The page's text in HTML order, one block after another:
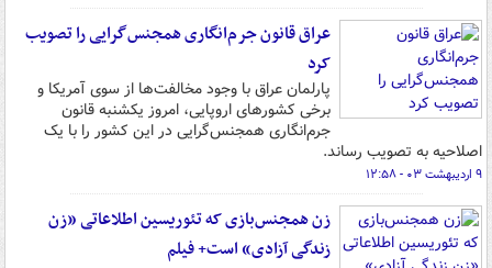
عراق قانون جرم‌انگاری همجنس‌گرایی را تصویب
کرد
پارلمان عراق با وجود مخالفت‌ها از سوی آمریکا و
برخی کشورهای اروپایی، امروز یکشنبه قانون
جرم‌انگاری همجنس‌گرایی در این کشور را با یک
اصلاحیه به تصویب رساند.
۹ اردیبهشت ۰۳ - ۱۲:۵۸
زن همجنس‌بازی که تئوریسین اطلاعاتی «زن
زندگی آزادی» است+ فیلم